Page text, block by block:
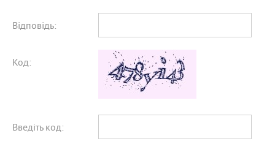
Відповідь:
Код:
Введіть код: